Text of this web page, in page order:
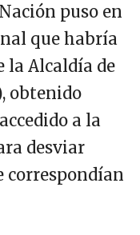
puso en
que habría
la Alcaldía de
obtenido
a la
desviar
correspondían